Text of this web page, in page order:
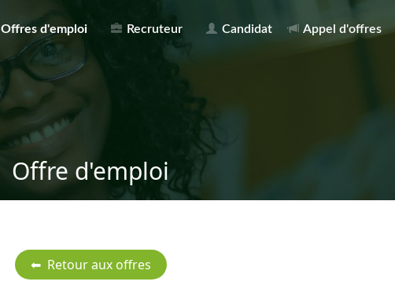
Offres d'emploi Recruteur Candidat Appel d'offres
Offre d'emploi